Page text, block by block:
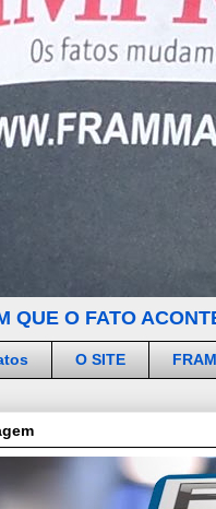
QUE O FATO
O SITE